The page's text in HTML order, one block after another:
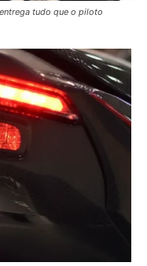
tudo que o piloto